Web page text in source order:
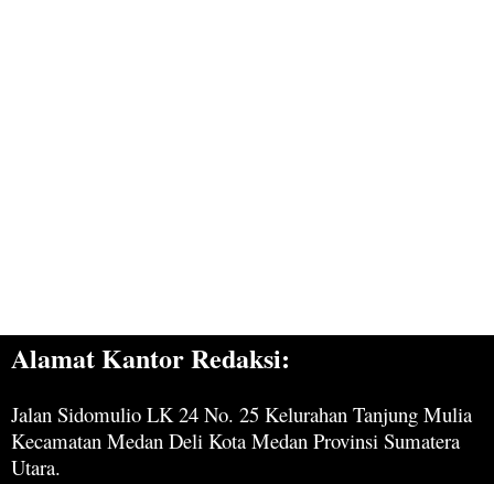
Alamat Kantor Redaksi:
Jalan Sidomulio LK 24 No. 25 Kelurahan Tanjung Mulia
Kecamatan Medan Deli Kota Medan Provinsi Sumatera
Utara.